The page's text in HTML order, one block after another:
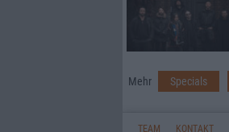
Mehr Specials
TEAM KONTAKT